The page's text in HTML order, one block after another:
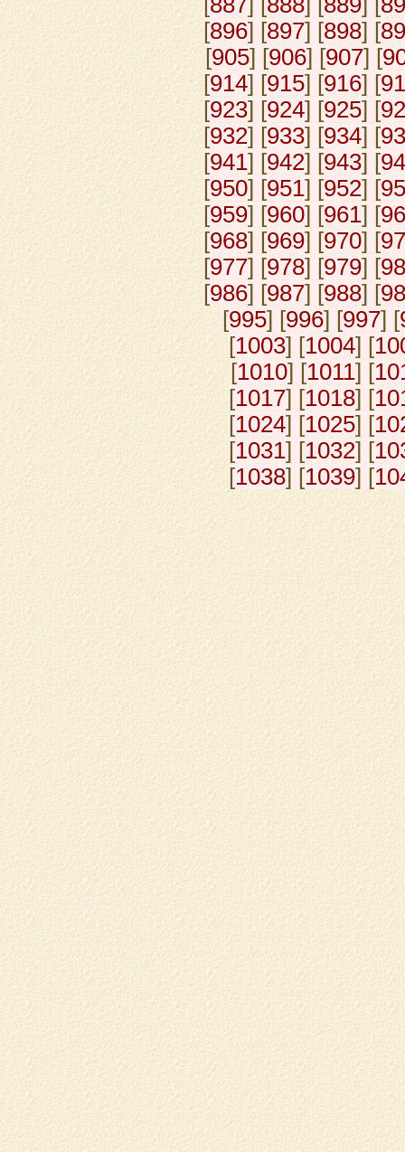
[896] [897] [898] [
[905] [906] [907] [
[914] [915] [916] [
[923] [924] [925] [
[932] [933] [934] [
[941] [942] [943] [
[950] [951] [952] [
[959] [960] [961] [
[968] [969] [970] [
[977] [978] [979] [
[986] [987] [988] [
[995] [996] [997] [
[1003] [1004] [
[1010] [1011] [
[1017] [1018] [
[1024] [1025] [
[1031] [1032] [
[1038] [1039] [